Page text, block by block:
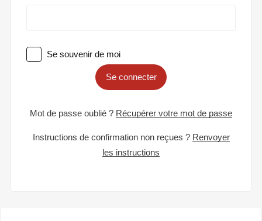
Se souvenir de moi
Se connecter
Mot de passe oublié ? Récupérer votre mot de passe
Instructions de confirmation non reçues ? Renvoyer
les instructions